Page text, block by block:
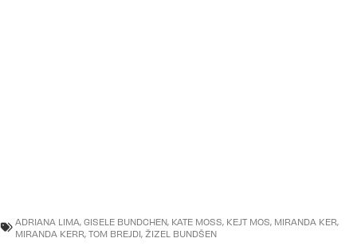
ADRIANA LIMA, GISELE BUNDCHEN, KATE MOSS, KEJT MOS, MIRANDA KER,
MIRANDA KERR, TOM BREJDI, ŽIZEL BUNDŠEN